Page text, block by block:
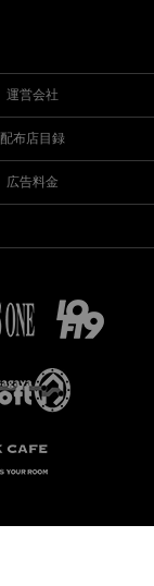
運営会社
配布店目録
広告料金